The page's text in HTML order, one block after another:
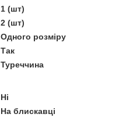
1 (шт)
2 (шт)
Одного розміру
Так
Туреччина
Ні
На блискавці